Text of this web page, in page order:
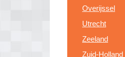
Overijssel
Utrecht
Zeeland
Zuid-Holland